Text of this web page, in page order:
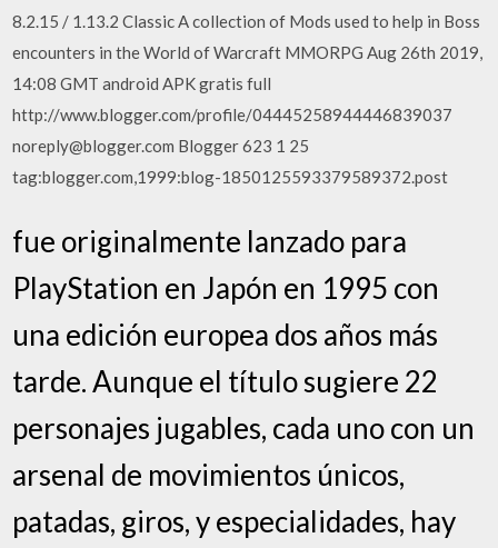
8.2.15 / 1.13.2 Classic A collection of Mods used to help in Boss
encounters in the World of Warcraft MMORPG Aug 26th 2019,
14:08 GMT android APK gratis full
http://www.blogger.com/profile/04445258944446839037
noreply@blogger.com Blogger 623 1 25
tag:blogger.com,1999:blog-1850125593379589372.post
fue originalmente lanzado para
PlayStation en Japón en 1995 con
una edición europea dos años más
tarde. Aunque el título sugiere 22
personajes jugables, cada uno con un
arsenal de movimientos únicos,
patadas, giros, y especialidades, hay